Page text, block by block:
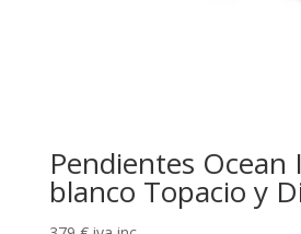
Pendientes Ocean
blanco Topacio y